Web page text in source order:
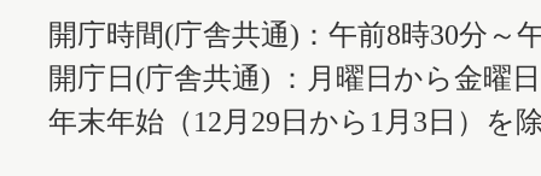
開庁時間(庁舎共通)：午前8時30分～
開庁日(庁舎共通) ：月曜日から金曜
年末年始（12月29日から1月3日）を